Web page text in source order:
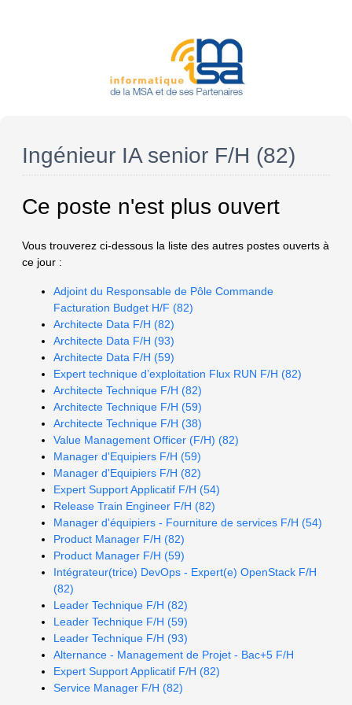
Ingénieur IA senior F/H (82)
Ce poste n'est plus ouvert
Vous trouverez ci-dessous la liste des autres postes ouverts à
ce jour :
Adjoint du Responsable de Pôle Commande
Facturation Budget H/F (82)
Architecte Data F/H (82)
Architecte Data F/H (93)
Architecte Data F/H (59)
Expert technique d’exploitation Flux RUN F/H (82)
Architecte Technique F/H (82)
Architecte Technique F/H (59)
Architecte Technique F/H (38)
Value Management Officer (F/H) (82)
Manager d'Equipiers F/H (59)
Manager d'Equipiers F/H (82)
Expert Support Applicatif F/H (54)
Release Train Engineer F/H (82)
Manager d'équipiers - Fourniture de services F/H (54)
Product Manager F/H (82)
Product Manager F/H (59)
Intégrateur(trice) DevOps - Expert(e) OpenStack F/H
(82)
Leader Technique F/H (82)
Leader Technique F/H (59)
Leader Technique F/H (93)
Alternance - Management de Projet - Bac+5 F/H
Expert Support Applicatif F/H (82)
Service Manager F/H (82)